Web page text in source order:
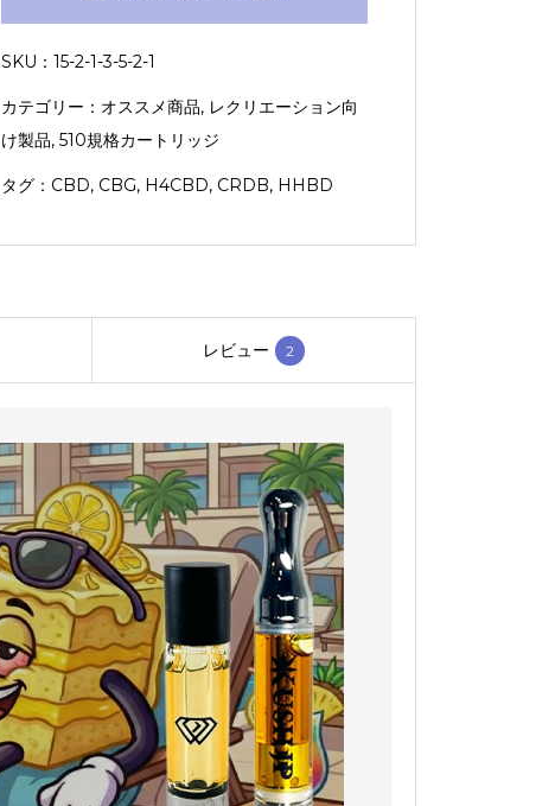
SKU：15-2-1-3-5-2-1
カテゴリー： オススメ商品, レクリエーション向
け製品,510規格カートリッジ
タグ： CBD, CBG, H4CBD, CRDB, HHBD
レビュー 2